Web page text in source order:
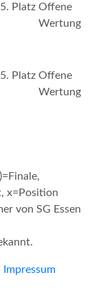
5. Platz Offene
Wertung
5. Platz Offene
Wertung
x=Position
von SG Essen
Impressum